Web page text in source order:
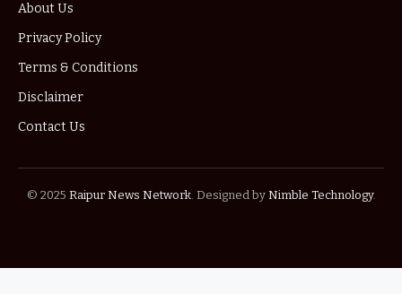
About Us
Privacy Policy
Terms & Conditions
Disclaimer
Contact Us
© 2025 Raipur News Network. Designed by Nimble Technology.